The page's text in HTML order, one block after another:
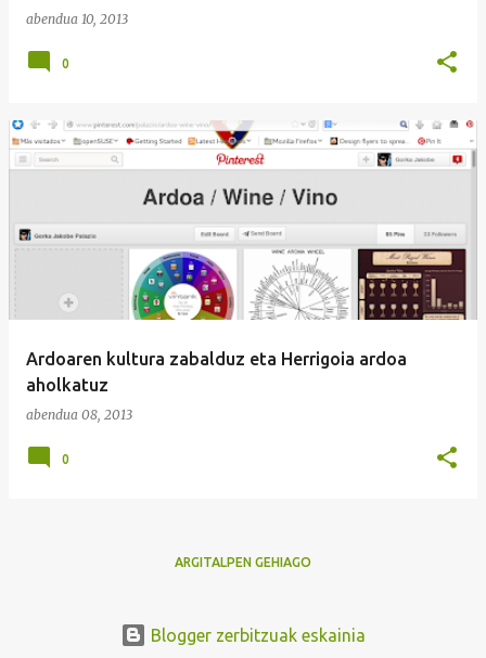
abendua 10, 2013
0
Ardoaren kultura zabalduz eta Herrigoia ardoa
aholkatuz
abendua 08, 2013
0
ARGITALPEN GEHIAGO
Blogger zerbitzuak eskainia